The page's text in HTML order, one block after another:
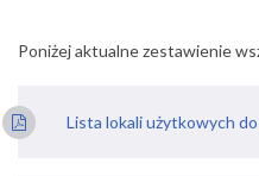
Poniżej aktualne zestawienie
Lista lokali użytkowych